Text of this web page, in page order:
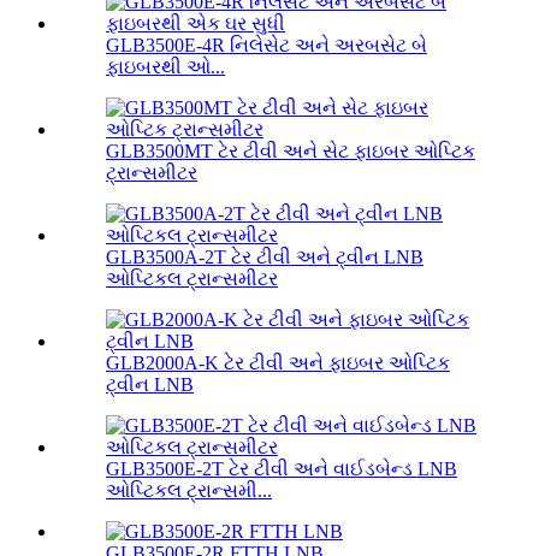
GLB3500E-4R નિલેસેટ અને અરબસેટ બે
ફાઇબરથી ઓ...
GLB3500MT ટેર ટીવી અને સેટ ફાઇબર ઓપ્ટિક
ટ્રાન્સમીટર
GLB3500A-2T ટેર ટીવી અને ટ્વીન LNB
ઓપ્ટિકલ ટ્રાન્સમીટર
GLB2000A-K ટેર ટીવી અને ફાઇબર ઓપ્ટિક
ટ્વીન LNB
GLB3500E-2T ટેર ટીવી અને વાઈડબેન્ડ LNB
ઓપ્ટિકલ ટ્રાન્સમી...